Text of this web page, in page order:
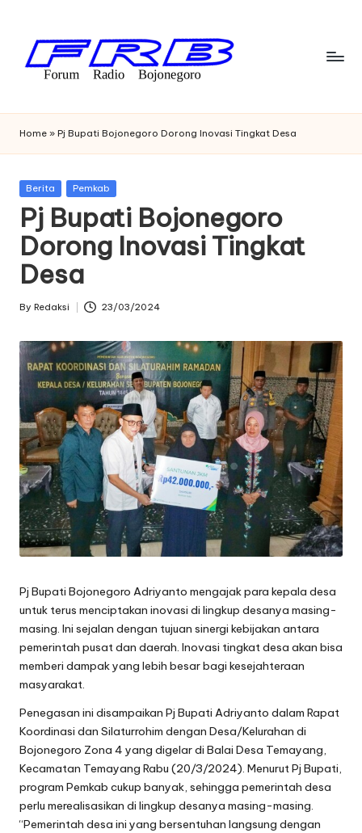
content
F
o
r
u
m
R
a
di
o
B
oj
o
n
e
g
o
r
o
Bojonegoro
Home » Pj Bupati Bojonegoro Dorong Inovasi Tingkat Desa
Posted
Berita Pemkab
Pj Bupati Bojonegoro
Dorong Inovasi Tingkat
Desa
Posted
By Redaksi 23/03/2024
Pj Bupati Bojonegoro Adriyanto mengajak para kepala desa
untuk terus menciptakan inovasi di lingkup desanya masing-
masing. Ini sejalan dengan tujuan sinergi kebijakan antara
pemerintah pusat dan daerah. Inovasi tingkat desa akan bisa
memberi dampak yang lebih besar bagi kesejahteraan
masyarakat.
Penegasan ini disampaikan Pj Bupati Adriyanto dalam Rapat
Koordinasi dan Silaturrohim dengan Desa/Kelurahan di
Bojonegoro Zona 4 yang digelar di Balai Desa Temayang,
Kecamatan Temayang Rabu (20/3/2024). Menurut Pj Bupati,
program Pemkab cukup banyak, sehingga pemerintah desa
perlu merealisasikan di lingkup desanya masing-masing.
“Pemerintah desa ini yang bersentuhan langsung dengan